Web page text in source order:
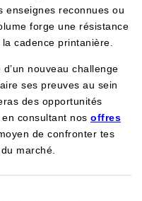
enseignes reconnues ou
forge une résistance
cadence printanière.
nouveau challenge
ses preuves au sein
des opportunités
consultant nos offres
de confronter tes
marché.